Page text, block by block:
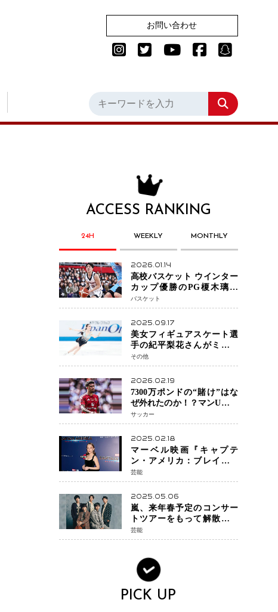
お問い合わせ
ACCESS RANKING
24H WEEKLY MONTHLY
2026.01.14
高校バスケット ウインター
カップ優勝のPG榎木璃旺
（えのき・りお）がプロの
現場へ―。
バスケット
2025.09.17
美女フィギュアスケート選
手の紀平梨花さんがミラノ
五輪出場断念 中部選手権欠
場を発表「安全最優先の判
断」
その他
2026.02.19
7300万ポンドの“賭け”はな
ぜ外れたのか！？マンU、サ
ンチョをフリー放出
へ・・・補強戦略の転換点
に
サッカー
2025.02.18
マーベル映画『キャプテ
ン・アメリカ：ブレイブ・
ニュー・ワールド』 新ブラ
ック・ウィドウ役のシラ・
ハースとは！？
芸能
2025.05.06
嵐、来年春予定のコンサー
トツアーをもって解散 フ
ァンクラブも2026年5月末で
活動終了
芸能
PICK UP